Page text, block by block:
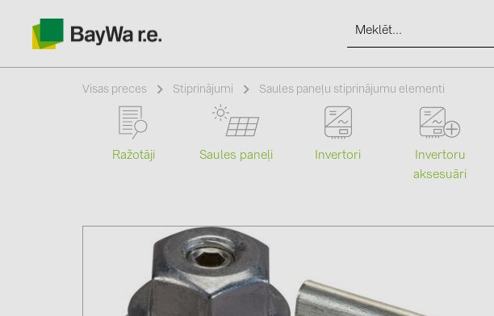
SOLAR-PLANIT
Produkti
Jaunumi
Katalogi
Kategorijas
Saules paneļi (18)
Visas preces Stiprinājumi Saules paneļu stiprinājumu elementi
Ražotāji Saules paneļi Invertori
Invertoru
aksesuāri